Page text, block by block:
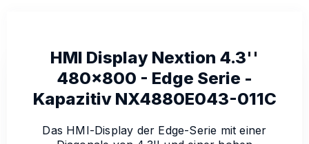
HMI Display Nextion 4.3''
480x800 - Edge Serie -
Kapazitiv NX4880E043-011C
Das HMI-Display der Edge-Serie mit einer